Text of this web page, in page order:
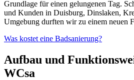
Grundlage für einen gelungenen Tag.
und Kunden in Duisburg, Dinslaken,
Umgebung durften wir zu einem neuen
Was kostet eine Badsanierung?
Aufbau und
WCsa